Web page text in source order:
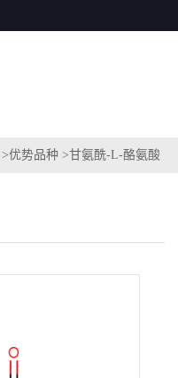
>优势品种 >甘氨酰-L-酪氨酸